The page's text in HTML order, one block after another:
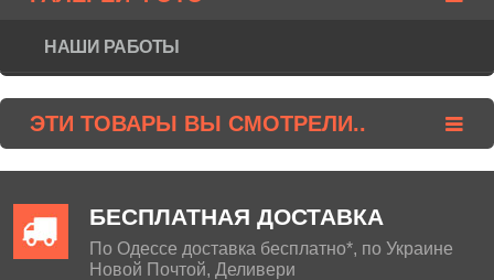
НАШИ РАБОТЫ
ЭТИ ТОВАРЫ ВЫ СМОТРЕЛИ..
БЕСПЛАТНАЯ ДОСТАВКА
По Одессе доставка бесплатно*, по Украине
Новой Почтой, Деливери